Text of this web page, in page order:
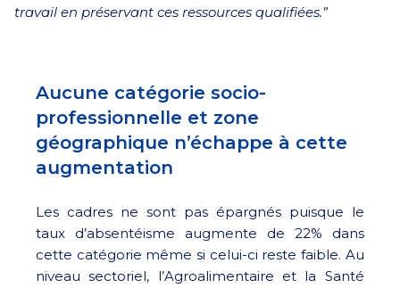
travail en préservant ces ressources qualifiées.”
Aucune catégorie socio-
professionnelle et zone
géographique n’échappe à cette
augmentation
Les cadres ne sont pas épargnés puisque le
taux d’absentéisme augmente de 22% dans
cette catégorie même si celui-ci reste faible. Au
niveau sectoriel, l’Agroalimentaire et la Santé